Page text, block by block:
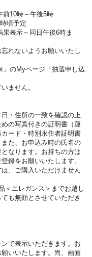
10時～午後5時
頃予定
表示～同日 午後6時ま
れないようお願いいたし
のMyページ「抽選申し込
ません。
・住所の一致を確認の上
の写真付きの証明書（運
ード・特別永住者証明書
た、お申込み時の氏名の
なります。お持ちの方は
録をお願いいたします。
、ご購入いただけません
＜エレガンス＞までお越し
も無効とさせていただき
で表示いただきます。お
いいたします。尚、画面